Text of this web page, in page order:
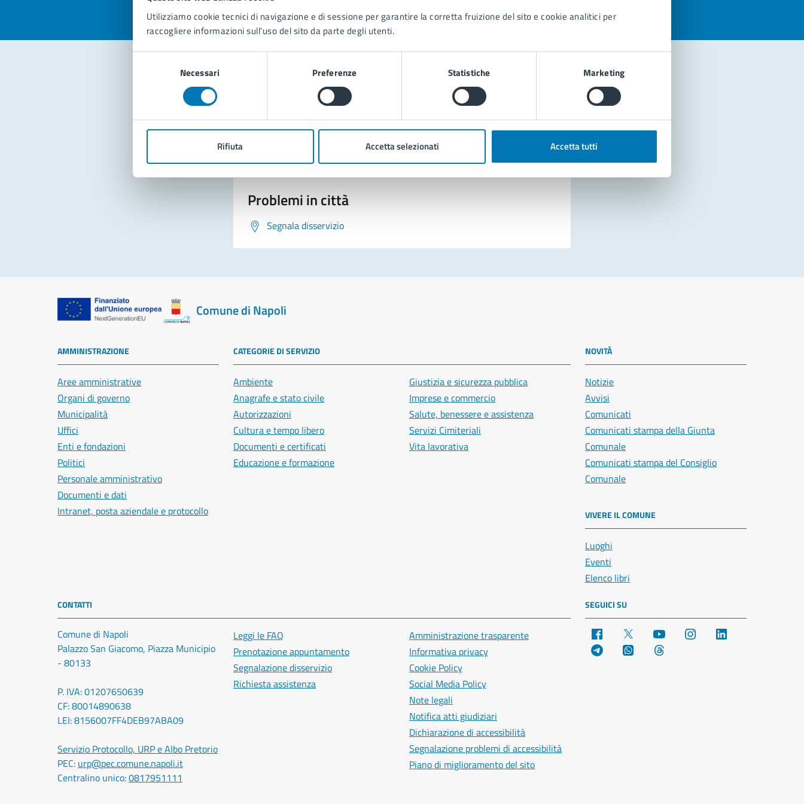
Utilizziamo cookie tecnici di navigazione e di sessione per garantire la corretta fruizione del sito e cookie analitici per
raccogliere informazioni sull'uso del sito da parte degli utenti.
Necessari Preferenze Statistiche Marketing
Rifiuta Accetta selezionati Accetta tutti
Contatta il comune
Leggi le domande frequenti
Prenota appuntamento
Problemi in città
Segnala disservizio
Comune di Napoli
AMMINISTRAZIONE
Aree amministrative
Organi di governo
Municipalità
Uffici
Enti e fondazioni
Politici
Personale amministrativo
Documenti e dati
Intranet, posta aziendale e protocollo
CATEGORIE DI SERVIZIO
Ambiente
Anagrafe e stato civile
Autorizzazioni
Cultura e tempo libero
Documenti e certificati
Educazione e formazione
Giustizia e sicurezza pubblica
Imprese e commercio
Salute, benessere e assistenza
Servizi Cimiteriali
Vita lavorativa
NOVITÀ
Notizie
Avvisi
Comunicati
Comunicati stampa della Giunta
Comunale
Comunicati stampa del Consiglio
Comunale
VIVERE IL COMUNE
Luoghi
Eventi
Elenco libri
CONTATTI
Comune di Napoli
Palazzo San Giacomo, Piazza Municipio
- 80133
P. IVA: 01207650639
CF: 80014890638
LEI: 8156007FF4DEB97ABA09
Servizio Protocollo, URP e Albo Pretorio
PEC: urp@pec.comune.napoli.it
Centralino unico:0817951111
Leggi le FAQ
Prenotazione appuntamento
Segnalazione disservizio
Richiesta assistenza
Amministrazione trasparente
Informativa privacy
Cookie Policy
Social Media Policy
Note legali
Notifica atti giudiziari
Dichiarazione di accessibilità
Segnalazione problemi di accessibilità
Piano di miglioramento del sito
SEGUICI SU
Facebook YouTube Instagram
Telegram WhatsApp